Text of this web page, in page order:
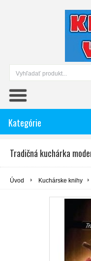
Kategórie
Tradičná kuchárka
Úvod Kuchárske knihy